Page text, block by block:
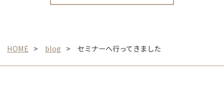
HOME blog セミナーへ行ってきました